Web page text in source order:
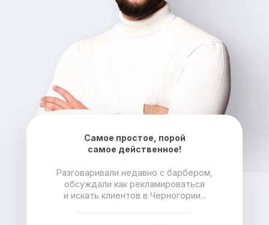
Самое простое, порой
самое действенное!
Разговаривали недавно с барбером,
обсуждали как рекламироваться
и искать клиентов в Черногории...